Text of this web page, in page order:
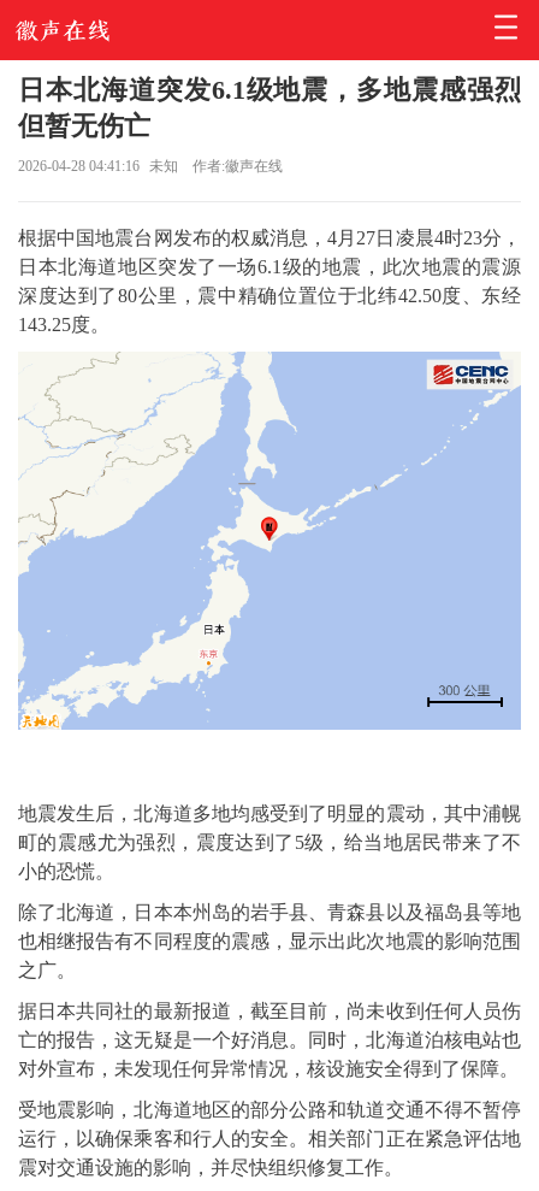
日本北海道突发6.1级地震，多地震感强烈
但暂无伤亡
2026-04-28 04:41:16 未知 作者:徽声在线
根据中国地震台网发布的权威消息，4月27日凌晨4时23分，
日本北海道地区突发了一场6.1级的地震，此次地震的震源
深度达到了80公里，震中精确位置位于北纬42.50度、东经
143.25度。
地震发生后，北海道多地均感受到了明显的震动，其中浦幌
町的震感尤为强烈，震度达到了5级，给当地居民带来了不
小的恐慌。
除了北海道，日本本州岛的岩手县、青森县以及福岛县等地
也相继报告有不同程度的震感，显示出此次地震的影响范围
之广。
据日本共同社的最新报道，截至目前，尚未收到任何人员伤
亡的报告，这无疑是一个好消息。同时，北海道泊核电站也
对外宣布，未发现任何异常情况，核设施安全得到了保障。
受地震影响，北海道地区的部分公路和轨道交通不得不暂停
运行，以确保乘客和行人的安全。相关部门正在紧急评估地
震对交通设施的影响，并尽快组织修复工作。